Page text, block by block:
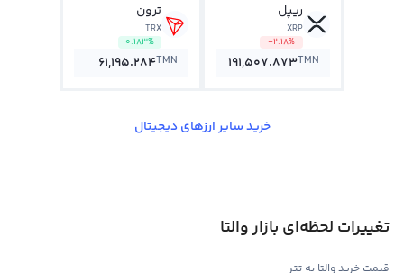
ریپل
XRP
-2.18%
191,507.873TMN
ترون
TRX
0.183%
61,195.284TMN
خرید سایر ارزهای دیجیتال
تغییرات لحظه‌ای بازار والتا
قیمت خرید والتا به تتر